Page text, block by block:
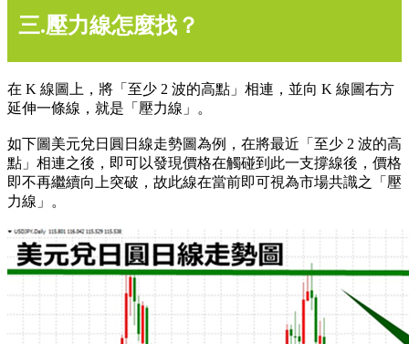
三.壓力線怎麼找？
在 K 線圖上，將「至少 2 波的高點」相連，並向 K 線圖右方
延伸一條線，就是「壓力線」。
如下圖美元兌日圓日線走勢圖為例，在將最近「至少 2 波的高
點」相連之後，即可以發現價格在觸碰到此一支撐線後，價格
即不再繼續向上突破，故此線在當前即可視為市場共識之「壓
力線」。